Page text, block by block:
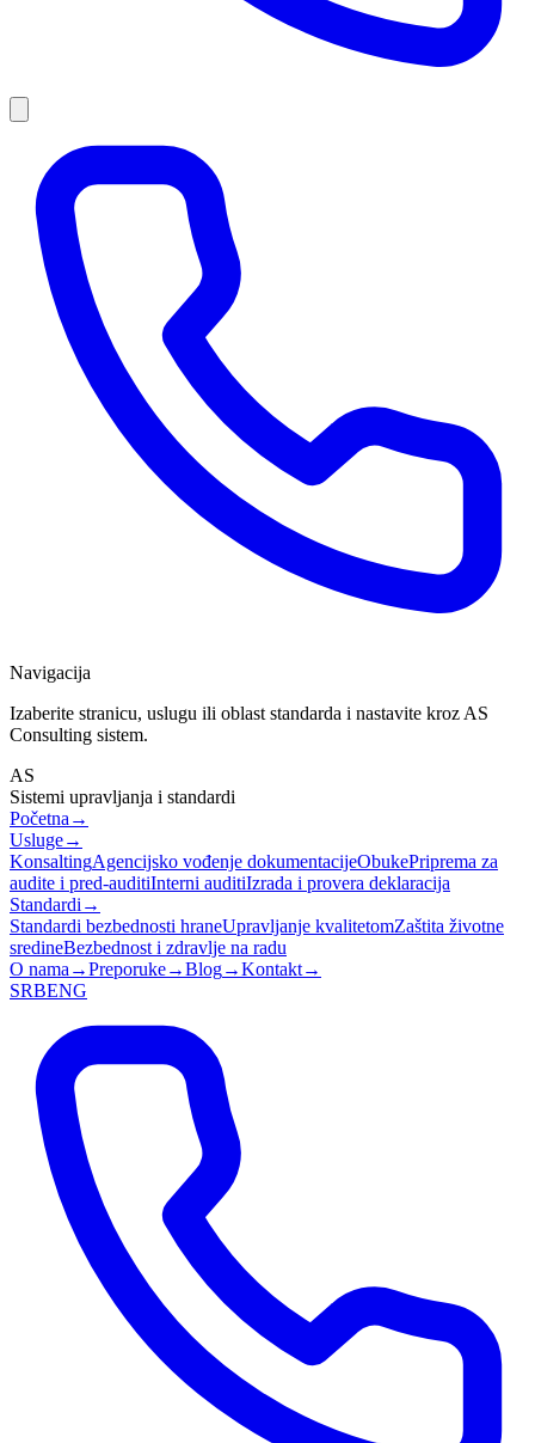
Navigacija
Izaberite stranicu, uslugu ili oblast standarda i nastavite kroz AS
Consulting sistem.
AS
Sistemi upravljanja i standardi
Početna →
Usluge→
KonsaltingAgencijsko vođenje dokumentacijeObukePriprema za
audite i pred-auditiInterni auditiIzrada i provera deklaracija
Standardi →
Standardi bezbednosti hraneUpravljanje kvalitetomZaštita životne
sredineBezbednost i zdravlje na radu
O nama →Preporuke→Blog→Kontakt→
SRBENG